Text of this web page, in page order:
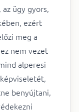
ügy gyors,
ezért
meg a
nem vezet
alperesi
benyújtani,